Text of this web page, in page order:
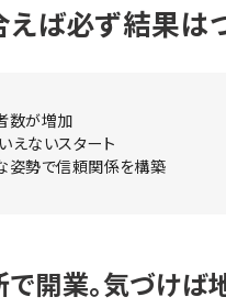
ば必ず結果は
数が増加
えないスタート
姿勢で信頼関係を構築
開業。気づけば